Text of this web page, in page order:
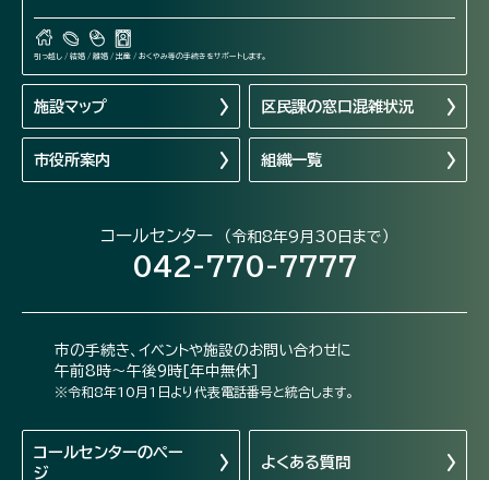
引っ越し / 結婚 / 離婚 / 出産 / おくやみ等の手続きをサポートします。
施設マップ 区民課の窓口混雑状況
市役所案内 組織一覧
コールセンター （令和8年9月30日まで）
042-770-7777
市の手続き、イベントや施設のお問い合わせに
午前8時～午後9時[年中無休]
※令和8年10月1日より代表電話番号と統合します。
コールセンターのペー
ジ
よくある質問